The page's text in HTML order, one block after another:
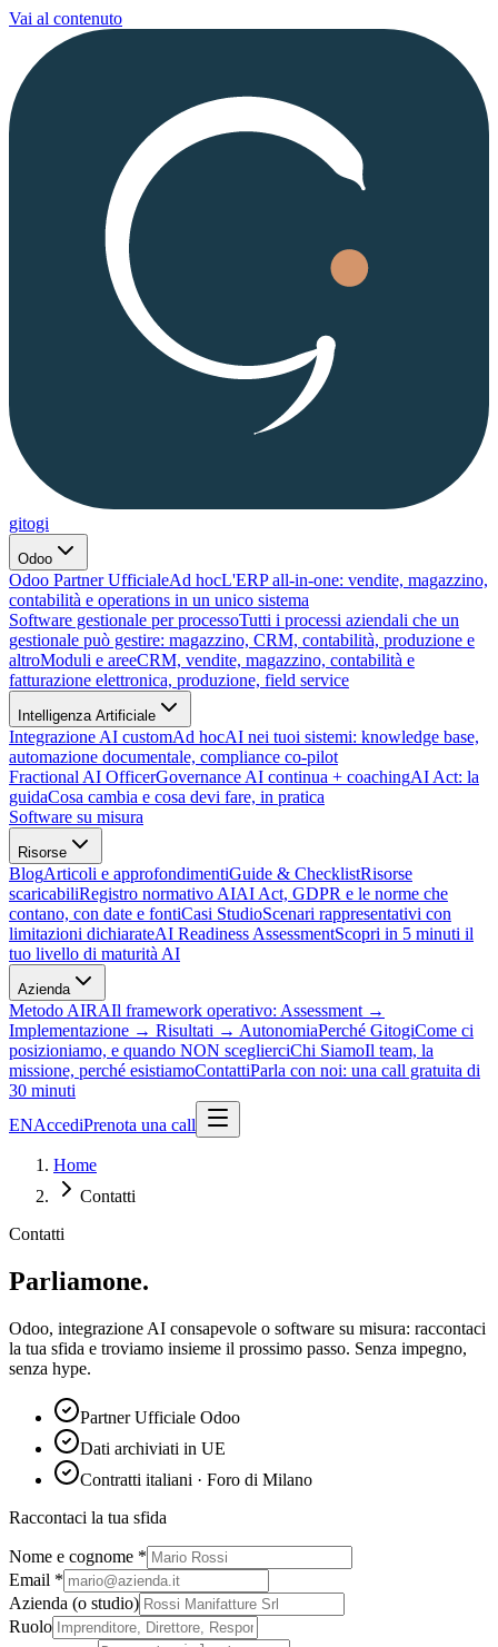
Vai al contenuto
gitogi
Odoo
Odoo Partner UfficialeAd hocL'ERP all-in-one: vendite, magazzino,
contabilità e operations in un unico sistema
Software gestionale per processoTutti i processi aziendali che un
gestionale può gestire: magazzino, CRM, contabilità, produzione e
altroModuli e areeCRM, vendite, magazzino, contabilità e
fatturazione elettronica, produzione, field service
Intelligenza Artificiale
Integrazione AI customAd hocAI nei tuoi sistemi: knowledge base,
automazione documentale, compliance co-pilot
Fractional AI OfficerGovernance AI continua + coachingAI Act: la
guidaCosa cambia e cosa devi fare, in pratica
Software su misura
Risorse
BlogArticoli e approfondimentiGuide & ChecklistRisorse
scaricabiliRegistro normativo AIAI Act, GDPR e le norme che
contano, con date e fontiCasi StudioScenari rappresentativi con
limitazioni dichiarateAI Readiness AssessmentScopri in 5 minuti il
tuo livello di maturità AI
Azienda
Metodo AIRAIl framework operativo: Assessment →
Implementazione → Risultati → AutonomiaPerché GitogiCome ci
posizioniamo, e quando NON sceglierciChi SiamoIl team, la
missione, perché esistiamoContattiParla con noi: una call gratuita di
30 minuti
ENAccediPrenota una call
Home
Contatti
Contatti
Parliamone.
Odoo, integrazione AI consapevole o software su misura: raccontaci
la tua sfida e troviamo insieme il prossimo passo. Senza impegno,
senza hype.
Partner Ufficiale Odoo
Dati archiviati in UE
Contratti italiani · Foro di Milano
Raccontaci la tua sfida
Nome e cognome *
Email *
Azienda (o studio)
Ruolo